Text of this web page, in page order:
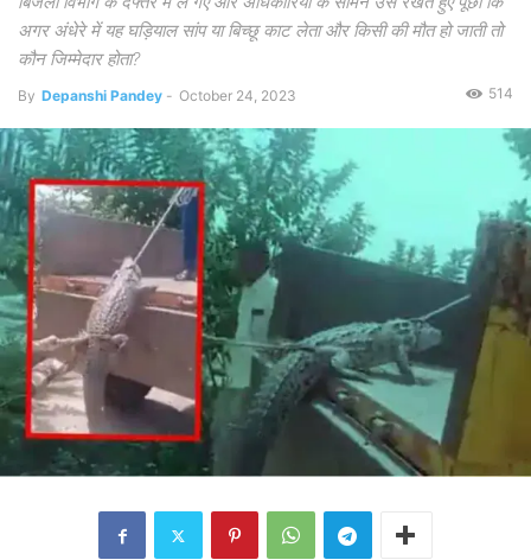
अगर अंधेरे में यह घड़ियाल सांप या बिच्छू काट लेता और किसी की मौत हो जाती तो
कौन जिम्मेदार होता?
By Depanshi Pandey - October 24, 2023 514